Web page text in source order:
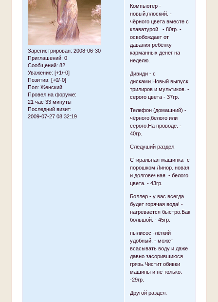
Зарегистрирован: 2008-06-30
Приглашений: 0
Сообщений: 82
Уважение: [+1/-0]
Позитив: [+0/-0]
Пол: Женский
Провел на форуме:
21 час 33 минуты
Последний визит:
2009-07-27 08:32:19
Компьютер -
новый,плоский. -
чёрного цвета вместе с
клаватурой. - 80гр. -
освобождает от
давания ребёнку
карманных денег на
неделю.
Дивиди - с
дисками.Новый выпуск
трилиров и мультиков. -
серого цвета - 37гр.
Телефон (домашний) -
чёрного,белого или
серого.На проводе. -
40гр.
Следуший раздел.
Стиральная машинка -с
порошком Линор. новая
и долговечная. - белого
цвета. - 43гр.
Боллер - у вас всегда
будет горячая вода! -
нагревается быстро.Бак
большой. - 45гр.
пылисос -лёгкий
удобный. - может
всасывать воду и даже
давно засорившиюся
грязь.Чистит обивки
машины и не только.
-29гр.
Другой раздел.